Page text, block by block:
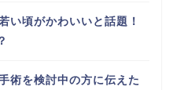
い頃がかわいいと話題！
術を検討中の方に伝えた